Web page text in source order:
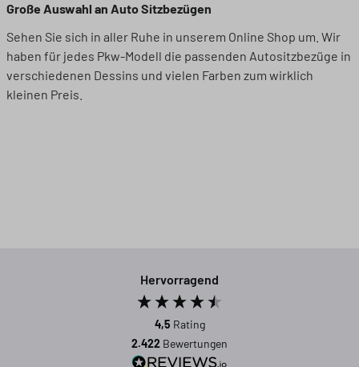
Große Auswahl an Auto Sitzbezügen
Sehen Sie sich in aller Ruhe in unserem Online Shop um. Wir
haben für jedes Pkw-Modell die passenden Autositzbezüge in
verschiedenen Dessins und vielen Farben zum wirklich
kleinen Preis.
Hervorragend
4,5 Rating
2.422 Bewertungen